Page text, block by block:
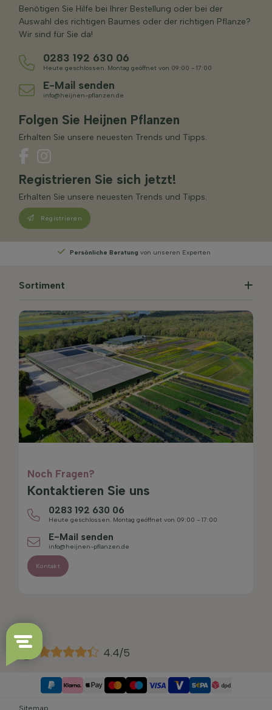
Benötigen Sie Hilfe bei Ihrer Bestellung oder bei der
Auswahl des richtigen Baumes oder der richtigen Pflanze?
Wir sind für Sie da!
0283 192 630 06
Heute geschlossen. Montag geöffnet von 09:00 - 17:00
E-Mail senden
info@heijnen-pflanzen.de
Folgen Sie Heijnen Pflanzen
Erhalten Sie unsere neuesten Trends und Tipps.
Registrieren Sie sich jetzt!
Erhalten Sie unsere neuesten Trends und Tipps.
Registrieren
WählenSie Ihre Lieferwoche
Sortiment
Noch Fragen?
Kontaktieren Sie uns
0283 192 630 06
Heute geschlossen. Montag geöffnet von 09:00 - 17:00
E-Mail senden
info@heijnen-pflanzen.de
Kontakt
4.4/5
Sitemap